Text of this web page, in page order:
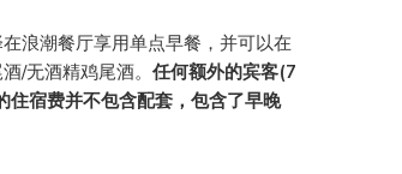
浪潮餐厅享用单点早餐，并可以在
/无酒精鸡尾酒。 任何额外的宾客(7
宿费并不包含配套，包含了早晚